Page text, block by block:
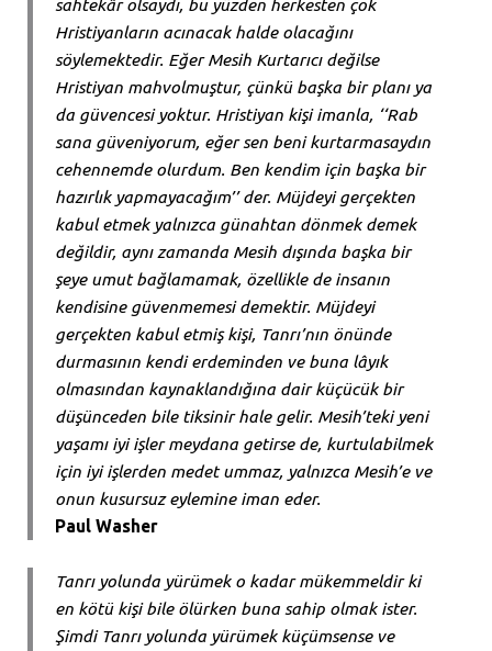
sahtekâr olsaydı, bu yüzden herkesten çok
Hristiyanların acınacak halde olacağını
söylemektedir. Eğer Mesih Kurtarıcı değilse
Hristiyan mahvolmuştur, çünkü başka bir planı ya
da güvencesi yoktur. Hristiyan kişi imanla, ‘‘Rab
sana güveniyorum, eğer sen beni kurtarmasaydın
cehennemde olurdum. Ben kendim için başka bir
hazırlık yapmayacağım’’ der. Müjdeyi gerçekten
kabul etmek yalnızca günahtan dönmek demek
değildir, aynı zamanda Mesih dışında başka bir
şeye umut bağlamamak, özellikle de insanın
kendisine güvenmemesi demektir. Müjdeyi
gerçekten kabul etmiş kişi, Tanrı’nın önünde
durmasının kendi erdeminden ve buna lâyık
olmasından kaynaklandığına dair küçücük bir
düşünceden bile tiksinir hale gelir. Mesih’teki yeni
yaşamı iyi işler meydana getirse de, kurtulabilmek
için iyi işlerden medet ummaz, yalnızca Mesih’e ve
onun kusursuz eylemine iman eder.
Paul Washer
Tanrı yolunda yürümek o kadar mükemmeldir ki
en kötü kişi bile ölürken buna sahip olmak ister.
Şimdi Tanrı yolunda yürümek küçümsense ve